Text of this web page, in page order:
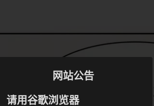
网站公告
请用谷歌浏览器